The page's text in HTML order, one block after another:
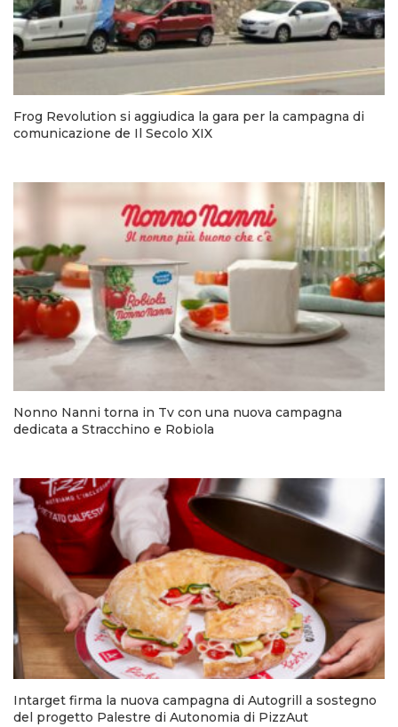
Frog Revolution si aggiudica la gara per la campagna di
comunicazione de Il Secolo XIX
Nonno Nanni torna in Tv con una nuova campagna
dedicata a Stracchino e Robiola
Intarget firma la nuova campagna di Autogrill a sostegno
del progetto Palestre di Autonomia di PizzAut